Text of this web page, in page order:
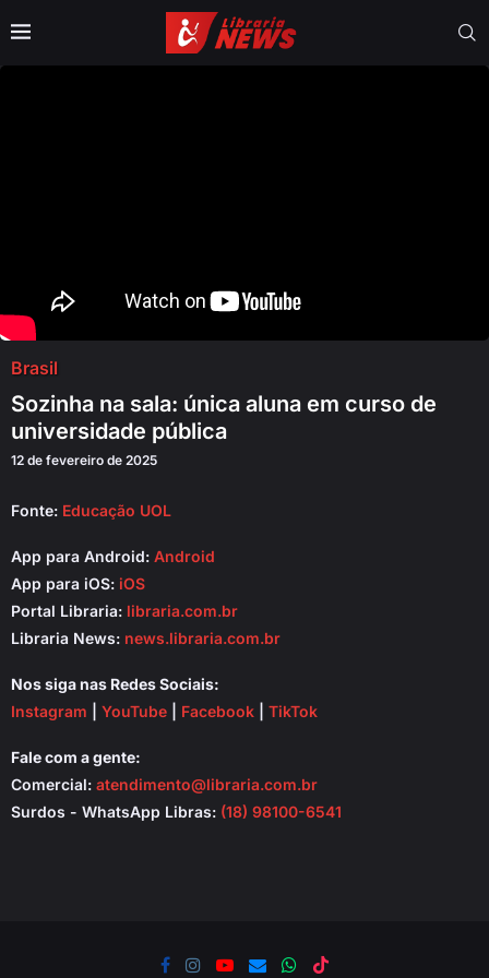
Brasil
Sozinha na sala: única aluna em curso de
universidade pública
12 de fevereiro de 2025
Fonte: Educação UOL
App para Android: Android
App para iOS: iOS
Portal Libraria: libraria.com.br
Libraria News: news.libraria.com.br
Nos siga nas Redes Sociais:
Instagram
YouTube Facebook TikTok
Fale com a gente:
Comercial: atendimento@libraria.com.br
Surdos - WhatsApp Libras: (18) 98100-6541